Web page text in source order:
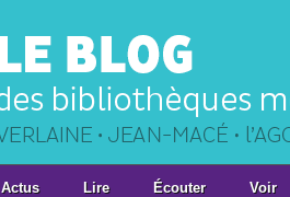
Actus Lire Écouter Voir